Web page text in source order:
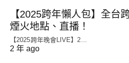
【2025跨年懶人包】全台
煙火地點、直播！
【2025跨年晚會LIVE】2...
2 年 ago